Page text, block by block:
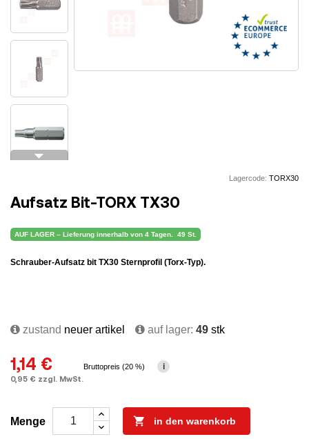
arrow_drop_down
Lagercode: TORX30
Aufsatz Bit-TORX TX30
AUF LAGER – Lieferung innerhalb von 4 Tagen. 49 St.
Schrauber-Aufsatz bit TX30 Sternprofil (Torx-Typ).
zustand neuer artikel auf lager: 49 stk
1,14 €
0,95 € zzgl. MwSt.
Bruttopreis (20 %) i
Menge  in den warenkorb